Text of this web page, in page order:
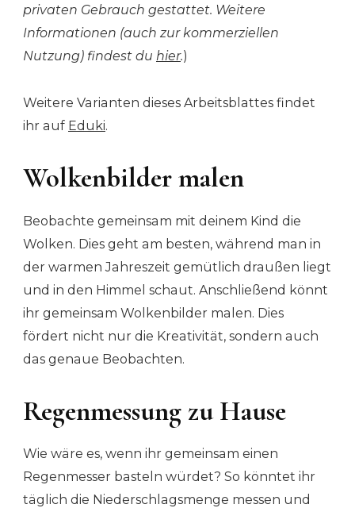
privaten Gebrauch gestattet. Weitere
Informationen (auch zur kommerziellen
Nutzung) findest du hier.)
Weitere Varianten dieses Arbeitsblattes findet
ihr auf Eduki.
Wolkenbilder malen
Beobachte gemeinsam mit deinem Kind die
Wolken. Dies geht am besten, während man in
der warmen Jahreszeit gemütlich draußen liegt
und in den Himmel schaut. Anschließend könnt
ihr gemeinsam Wolkenbilder malen. Dies
fördert nicht nur die Kreativität, sondern auch
das genaue Beobachten.
Regenmessung zu Hause
Wie wäre es, wenn ihr gemeinsam einen
Regenmesser basteln würdet? So könntet ihr
täglich die Niederschlagsmenge messen und